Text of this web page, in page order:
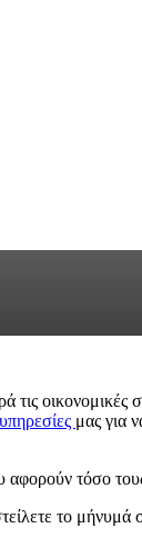
τις
υπηρεσίες μας για
τόσο
το μήνυμά